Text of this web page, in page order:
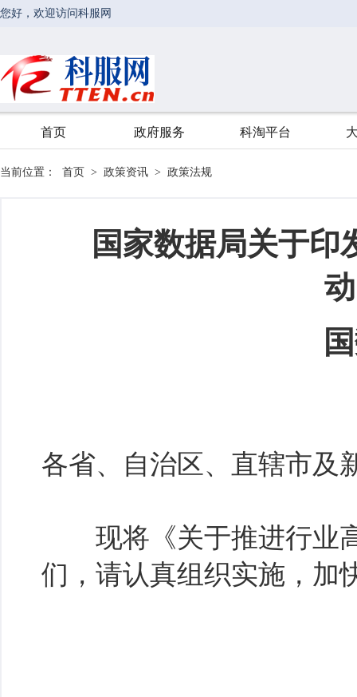
当前位置： 首页 > 政策资讯 > 政策法规
国家数据局关于印
各省、自治区、直辖市及
现将《关于推进行业高
们，请认真组织实施，加